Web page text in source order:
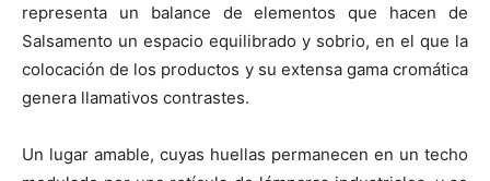
representa un balance de elementos que hacen de
Salsamento un espacio equilibrado y sobrio, en el que la
colocación de los productos y su extensa gama cromática
genera llamativos contrastes.
Un lugar amable, cuyas huellas permanecen en un techo